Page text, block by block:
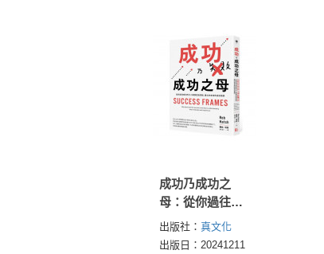
成功乃成功之
母：從你過往成
功的大小事例找
到亮點，建立你
出版社： 真文化
出版日：20241211